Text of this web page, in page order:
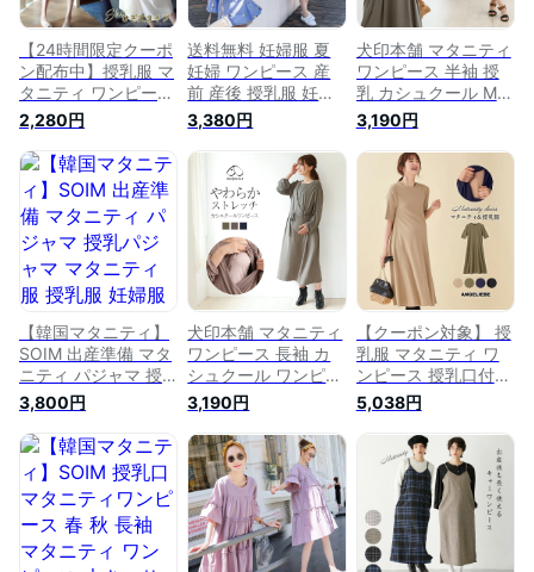
【24時間限定クーポ
ン配布中】授乳服 マ
タニティ ワンピース
産前 産後 妊婦服 マ
タニティー マタニテ
ィ 授乳 ワンピース
マタニティウェア 楽
ちん 授乳口 7分袖 春
夏 ショート ひざ丈
2,280円
送料無料 妊婦服 夏
妊婦 ワンピース 産
前 産後 授乳服 妊婦
服 マタニティー マ
タニティワンピース
レディース コットン
ロング オーバーサイ
ズ Tシャツワンピ ミ
モレ丈 春夏 マタニ
ティウェア 母の日
3,380円
犬印本舗 マタニティ
ワンピース 半袖 授
乳 カシュクール M
L|授乳服 産前 産後
出産 妊娠 妊婦 春 夏
ルーム ロング丈 授
乳口 ワンピ ストレ
ッチ オフィス シン
プル ウエスト リボ
ン 楽ちん おしゃれ
犬印 マタニティウェ
ア マタニティワンピ
マタニティー ロング
ワンピース
3,190円
【韓国マタニティ】
SOIM 出産準備 マタ
ニティ パジャマ 授
乳パジャマ マタニテ
ィ服 授乳服 妊婦服
韓国 マタニティー
授乳ワンピース 部屋
着 産前産後 授乳口
前開き マタニティワ
ンピース 半袖 夏 春
秋 産後ウェア 授乳
産後祝い マタニティ
3,800円
犬印本舗 マタニティ
ワンピース 長袖 カ
シュクール ワンピー
ス | 秋 授乳服 マタニ
ティ マタニティウェ
ア 産前 産後 兼用 マ
タニティ服 ストレッ
チ 妊婦 授乳 授乳ワ
ンピ マタニティー
授乳口 M L 臨月 授
乳口付き 冬 妊婦服
マタニティワンピ ル
3,190円
【クーポン対象】 授
乳服 マタニティ ワ
ンピース 授乳口付
テレコAライン半袖
ワンピース産前 産後
授乳服 妊婦服 マタ
ニティー マタニティ
ワンピース 秋 春 春
5,038円